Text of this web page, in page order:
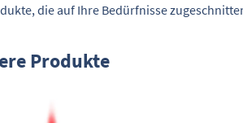
die auf Ihre Bedürfnisse
Produkte